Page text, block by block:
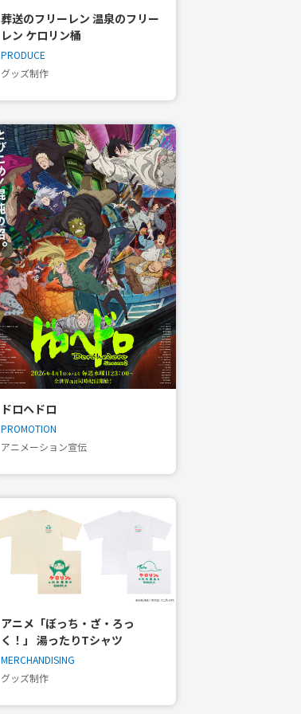
葬送のフリーレン 温泉のフリー
レン ケロリン桶
PRODUCE
グッズ制作
ドロヘドロ
PROMOTION
アニメーション宣伝
アニメ「ぼっち・ざ・ろっ
く！」 湯ったりTシャツ
MERCHANDISING
グッズ制作